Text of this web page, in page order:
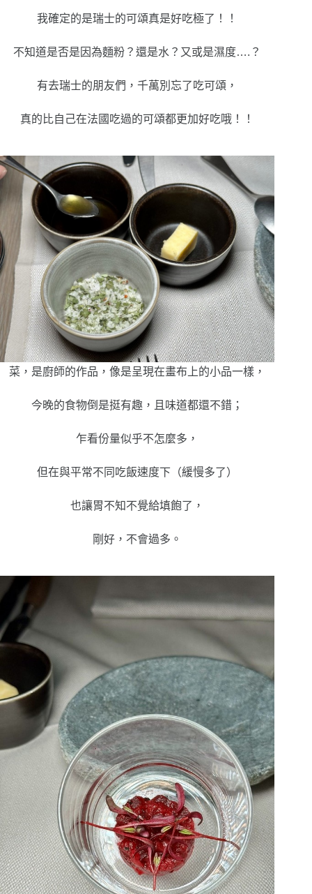
我確定的是瑞士的可頌真是好吃極了！！
不知道是否是因為麵粉？還是水？又或是濕度….？
有去瑞士的朋友們，千萬別忘了吃可頌，
真的比自己在法國吃過的可頌都更加好吃哦！！
菜，是廚師的作品，像是呈現在畫布上的小品一樣，
今晚的食物倒是挺有趣，且味道都還不錯；
乍看份量似乎不怎麼多，
但在與平常不同吃飯速度下（緩慢多了）
也讓胃不知不覺給填飽了，
剛好，不會過多。